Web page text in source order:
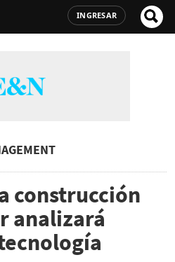
INGRESAR
construcción
analizará